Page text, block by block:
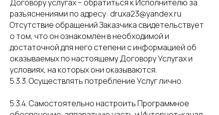
Договору услугах – обратиться к Исполнителю за
разъяснениями по адресу: druxa23@yandex.ru
Отсутствие обращений Заказчика свидетельствует
о том, что он ознакомлен в необходимой и
достаточной для него степени с информацией об
оказываемых по настоящему Договору Услугах и
условиях, на которых они оказываются.
5.3.3. Осуществлять потребление Услуг лично.
5.3.4. Самостоятельно настроить Программное